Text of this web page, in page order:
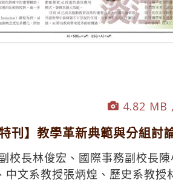
4.82 MB
刊】教學革新典範與分組討
長林俊宏、國際事務副校長
文系教授張炳煌、歷史系教